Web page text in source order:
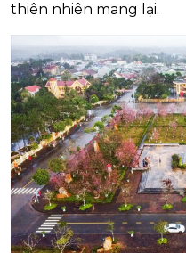
thiên nhiên mang lại.